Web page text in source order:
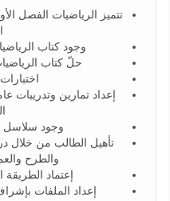
تتميز الرياضيات الفصل
وجود كتاب
حلّ كتاب
إعداد تمارين وتدريبات
وجود سلاسل
تأهيل الطالب من خلال
والطرح
إعتماد
إعداد الملفات